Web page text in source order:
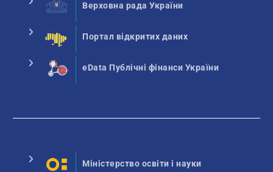
Верховна рада України
Портал відкритих даних
eData Публічні фінанси України
Міністерство освіти і науки